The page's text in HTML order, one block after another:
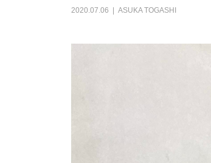
2020.07.06 ASUKA TOGASHI